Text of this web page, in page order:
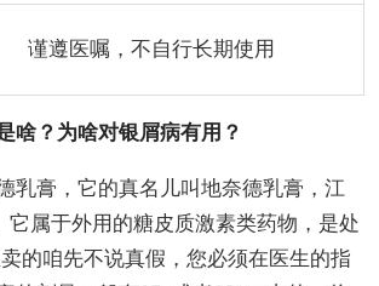
谨遵医嘱，不自行长期使用
啥？为啥对银屑病有用？
乳膏，它的真名儿叫地奈德乳膏，江
它属于外用的糖皮质激素类药物，是处
的咱先不说真假，您必须在医生的指